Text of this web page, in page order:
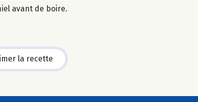
avant de boire.
la recette